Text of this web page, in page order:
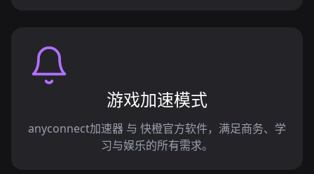
游戏加速模式
anyconnect加速器 与 快橙官方软件，满足商务、学
习与娱乐的所有需求。